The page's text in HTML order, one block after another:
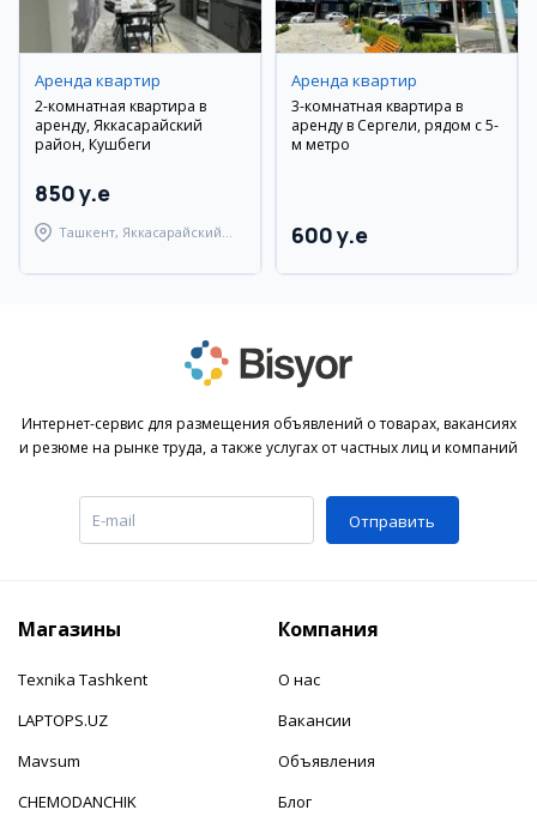
Аренда квартир
2-комнатная квартира в
аренду, Яккасарайский
район, Кушбеги
850 y.e
Ташкент, Яккасарайский
Аренда квартир
3-комнатная квартира в
аренду в Сергели, рядом с 5-
м метро
600 y.e
Интернет-сервис для размещения объявлений о товарах, вакансиях
и резюме на рынке труда, а также услугах от частных лиц и компаний
Отправить
Магазины
Texnika Tashkent
LAPTOPS.UZ
Mavsum
CHEMODANCHIK
Компания
О нас
Вакансии
Объявления
Блог